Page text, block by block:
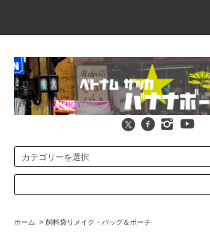
ホーム > 飼料袋リメイク・バッグ＆ポーチ